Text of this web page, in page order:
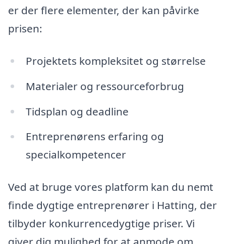
er der flere elementer, der kan påvirke
prisen:
Projektets kompleksitet og størrelse
Materialer og ressourceforbrug
Tidsplan og deadline
Entreprenørens erfaring og
specialkompetencer
Ved at bruge vores platform kan du nemt
finde dygtige entreprenører i Hatting, der
tilbyder konkurrencedygtige priser. Vi